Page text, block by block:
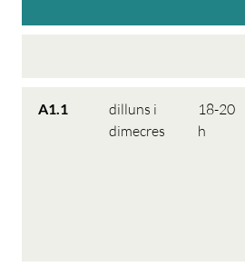
A1.1
dilluns i
dimecres
18-20
h